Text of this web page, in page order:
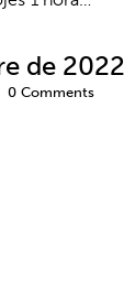
de 2022
0 Comments